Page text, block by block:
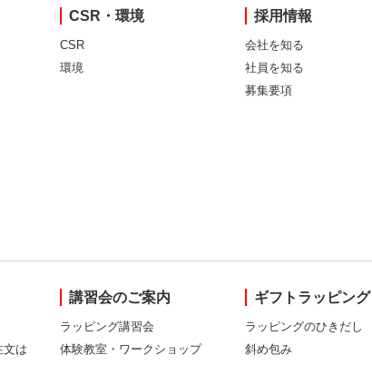
CSR・環境
CSR
環境
採用情報
会社を知る
社員を知る
募集要項
文は
講習会のご案内
ラッピング講習会
体験教室・ワークショップ
ギフトラッピング
ラッピングのひきだし
斜め包み